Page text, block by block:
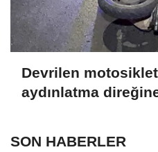
Devrilen
aydınlatma
SON HABERLER